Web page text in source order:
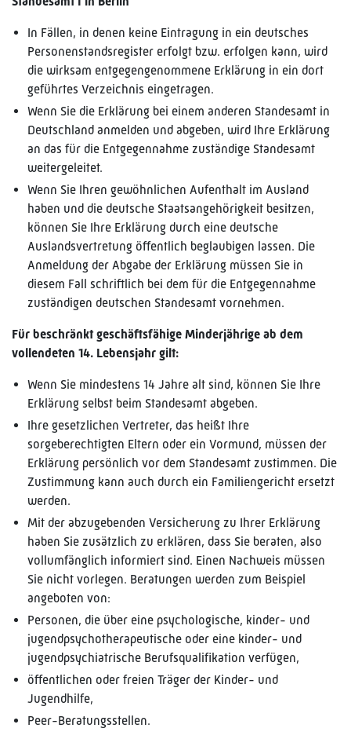
In Fällen, in denen keine Eintragung in ein deutsches
Personenstandsregister erfolgt bzw. erfolgen kann, wird
die wirksam entgegengenommene Erklärung in ein dort
geführtes Verzeichnis eingetragen.
Wenn Sie die Erklärung bei einem anderen Standesamt in
Deutschland anmelden und abgeben, wird Ihre Erklärung
an das für die Entgegennahme zuständige Standesamt
weitergeleitet.
Wenn Sie Ihren gewöhnlichen Aufenthalt im Ausland
haben und die deutsche Staatsangehörigkeit besitzen,
können Sie Ihre Erklärung durch eine deutsche
Auslandsvertretung öffentlich beglaubigen lassen. Die
Anmeldung der Abgabe der Erklärung müssen Sie in
diesem Fall schriftlich bei dem für die Entgegennahme
zuständigen deutschen Standesamt vornehmen.
Für beschränkt geschäftsfähige Minderjährige ab dem
vollendeten 14. Lebensjahr gilt:
Wenn Sie mindestens 14 Jahre alt sind, können Sie Ihre
Erklärung selbst beim Standesamt abgeben.
Ihre gesetzlichen Vertreter, das heißt Ihre
sorgeberechtigten Eltern oder ein Vormund, müssen der
Erklärung persönlich vor dem Standesamt zustimmen. Die
Zustimmung kann auch durch ein Familiengericht ersetzt
werden.
Mit der abzugebenden Versicherung zu Ihrer Erklärung
haben Sie zusätzlich zu erklären, dass Sie beraten, also
vollumfänglich informiert sind. Einen Nachweis müssen
Sie nicht vorlegen. Beratungen werden zum Beispiel
angeboten von:
Personen, die über eine psychologische, kinder- und
jugendpsychotherapeutische oder eine kinder- und
jugendpsychiatrische Berufsqualifikation verfügen,
öffentlichen oder freien Träger der Kinder- und
Jugendhilfe,
Peer-Beratungsstellen.